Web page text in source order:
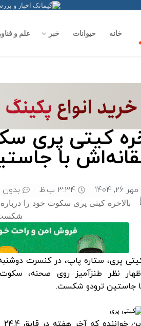
خانه حیوانات خبر علم و
کیتی پری
با
مهر ۲۶, ۱۴۰۴ ۳:۳۴ ب.ظ بدون
نظر طنز‌آمیز روی صحنه،
جاستین ترودو شکست.